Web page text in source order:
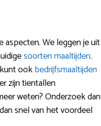
aspecten. We leggen je uit
soorten maaltijden.
ookbedrijfsmaaltijden
zijn tientallen
weten? Onderzoek dan
snel van het voordeel